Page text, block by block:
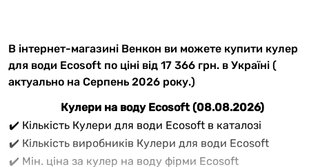
В інтернет-магазині Венкон ви можете купити кулер
для води Ecosoft по ціні від 17 366 грн. в Україні (
актуально на Серпень 2026 року.)
Кулери на воду Ecosoft (08.08.2026)
✔️ Кількість Кулери для води Ecosoft в каталозі
✔️ Кількість виробників Кулери для води Ecosoft
✔️ Мін. ціна за кулер на воду фірми Ecosoft